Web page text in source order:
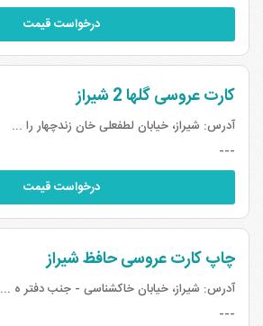
درخواست قیمت
کارت عروسی گلها 2 شیراز
آدرس: شیراز، خیابان لطفعلی خان زندچهار را ...
---
درخواست قیمت
چاپ کارت عروسی حافظ شیراز
آدرس: شیراز، خیابان خاکشناسی - جنب دفتر ه ...
---